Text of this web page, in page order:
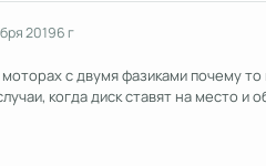
20196 г
с двумя фазиками почему
когда диск ставят на место и